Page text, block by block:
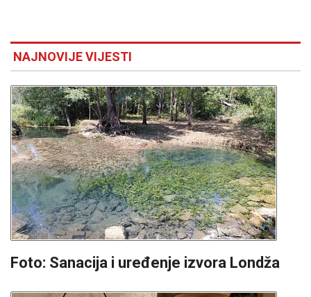
NAJNOVIJE VIJESTI
Foto: Sanacija i uređenje izvora Londža